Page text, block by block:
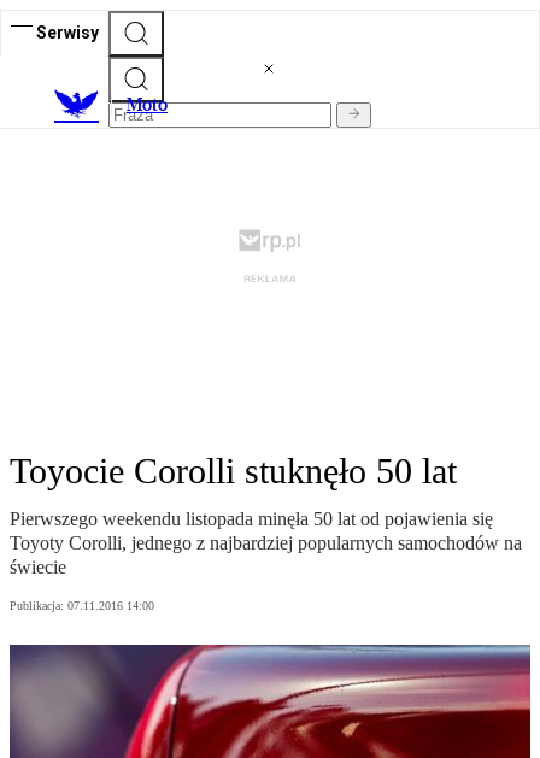
Serwisy
Moto
Toyocie Corolli stuknęło 50 lat
Pierwszego weekendu listopada minęła 50 lat od pojawienia się
Toyoty Corolli, jednego z najbardziej popularnych samochodów na
świecie
Publikacja: 07.11.2016 14:00